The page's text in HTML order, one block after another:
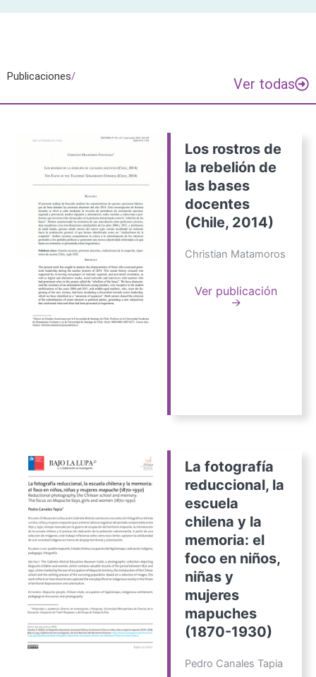
Publicaciones/ Ver todas
Los rostros de
la rebelión de
las bases
docentes
(Chile, 2014)
Christian Matamoros
Ver publicación
→
La fotografía
reduccional, la
escuela
chilena y la
memoria: el
foco en niños,
niñas y
mujeres
mapuches
(1870-1930)
Pedro Canales Tapia